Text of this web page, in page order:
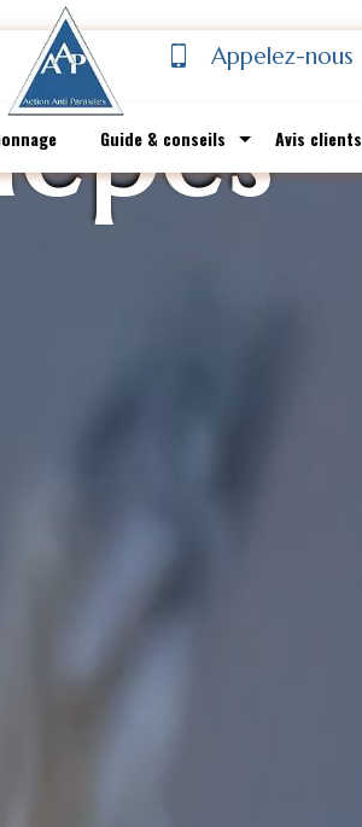
Appelez-nous
Guide & conseils Avis clients